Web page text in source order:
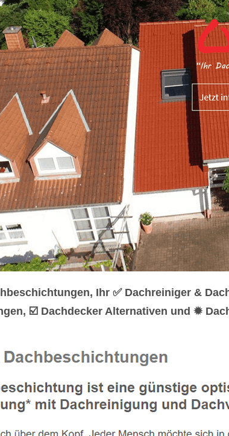
Ihr ✅ Dachreiniger &
☑️ Dachdecker Alternativen und ✹